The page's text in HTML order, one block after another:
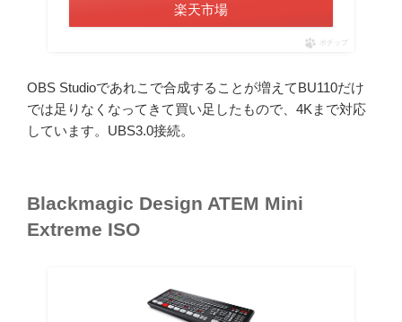
楽天市場
ポチップ
OBS Studioであれこで合成することが増えてBU110だけ
では足りなくなってきて買い足したもので、4Kまで対応
しています。UBS3.0接続。
Blackmagic Design ATEM Mini
Extreme ISO